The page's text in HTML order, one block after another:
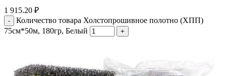
1 915.20 ₽
Количество товара Холстопрошивное полотно (ХПП)
75см*50м, 180гр, Белый